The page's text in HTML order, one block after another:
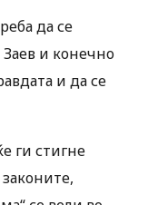
да се
и конечно
и да се
ги стигне